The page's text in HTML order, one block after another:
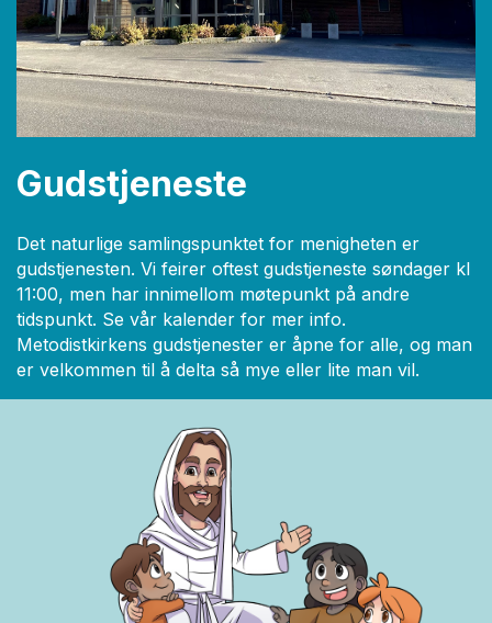
Gudstjeneste
Det naturlige samlingspunktet for menigheten er
gudstjenesten. Vi feirer oftest gudstjeneste søndager kl
11:00, men har innimellom møtepunkt på andre
tidspunkt. Se vår kalender for mer info.
Metodistkirkens gudstjenester er åpne for alle, og man
er velkommen til å delta så mye eller lite man vil.